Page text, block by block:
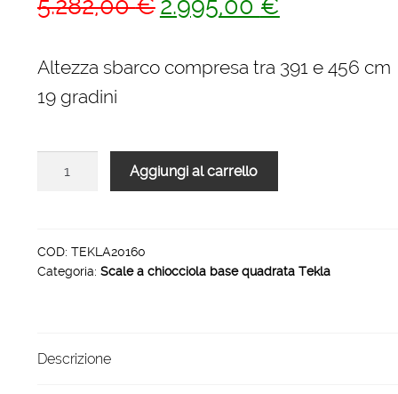
5.282,00€
originale
2.995,00 €
attuale
Altezza sbarco compresa tra 391 e 456 cm
19 gradini
Tekla
20
quantità
Aggiungi al carrello
COD: TEKLA20160
Categoria: Scale a chiocciola base quadrata Tekla
Descrizione